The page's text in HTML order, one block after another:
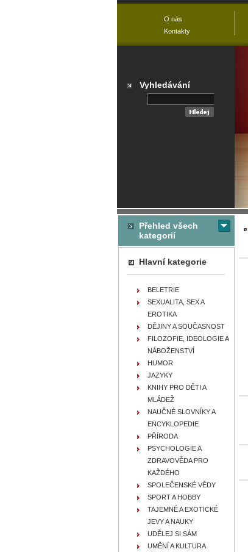
Přehled všech
kategorií
Hlavní kategorie
BELETRIE
SEXUALITA, SEX A
EROTIKA
DĚJINY A SOUČASNOST
FILOZOFIE, IDEOLOGIE A
NÁBOŽENSTVÍ
HUMOR
JAZYKY
KNIHY PRO DĚTI A
MLÁDEŽ
NAUČNÉ SLOVNÍKY A
ENCYKLOPEDIE
PŘÍRODA
PSYCHOLOGIE A
ZDRAVOVĚDA PRO
KAŽDÉHO
SPOLEČENSKÉ VĚDY
SPORT A HOBBY
TAJEMNÉ A EXOTICKÉ
JEVY A NAUKY
UDĚLEJ SI SÁM
UMĚNÍ A KULTURA
O nás
Kontakty
Vyhledávání